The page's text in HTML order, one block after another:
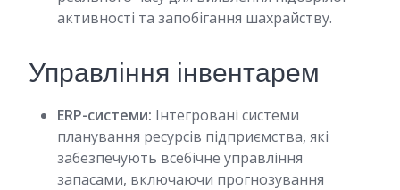
активності та запобігання шахрайству.
Управління інвентарем
ERP-системи: Інтегровані системи
планування ресурсів підприємства, які
забезпечують всебічне управління
запасами, включаючи прогнозування